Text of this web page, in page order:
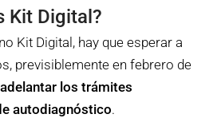
Kit Digital?
Kit Digital, hay que esperar a
previsiblemente en febrero de
los trámites
autodiagnóstico.